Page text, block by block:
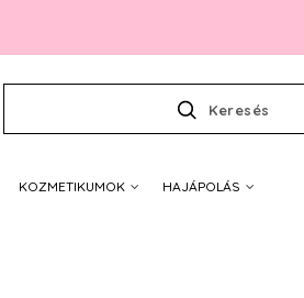
Keresés
KOZMETIKUMOK HAJÁPOLÁS